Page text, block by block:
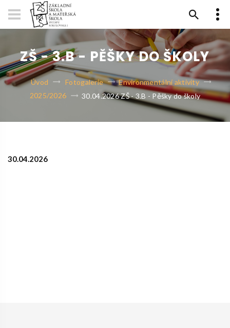
ZŠ - 3.B - PĚŠKY DO ŠKOLY
Úvod Fotogalerie
Environmentální aktivity
2025/2026
30.04.2026 ZŠ - 3.B - Pěšky do školy
30.04.2026